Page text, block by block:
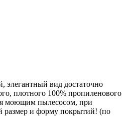
элегантный вид достаточно
плотного 100% пропиленового
моющим пылесосом, при
размер и форму покрытий! (по